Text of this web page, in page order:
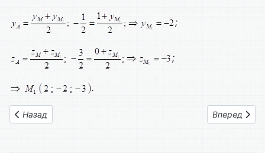
;
;
.
Предыдущий: Вариант № 15
Назад Следующий:
Вперед